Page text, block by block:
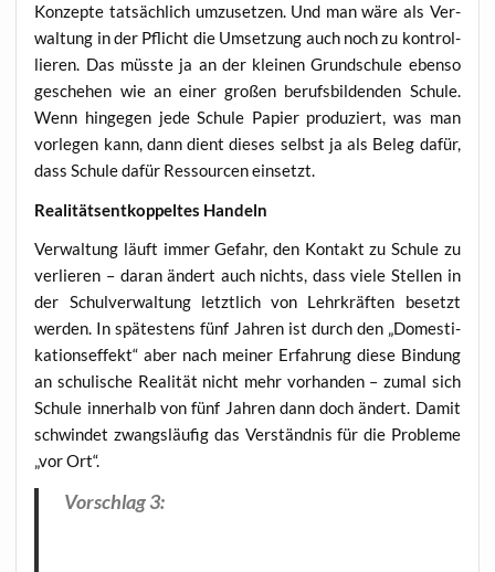
Kon­zep­te tat­säch­lich umzu­set­zen. Und man wäre als Ver­
wal­tung in der Pflicht die Umset­zung auch noch zu kon­trol­
lie­ren. Das müss­te ja an der klei­nen Grund­schu­le eben­so
gesche­hen wie an einer gro­ßen berufs­bil­den­den Schu­le.
Wenn hin­ge­gen jede Schu­le Papier pro­du­ziert, was man
vor­le­gen kann, dann dient die­ses selbst ja als Beleg dafür,
dass Schu­le dafür Res­sour­cen einsetzt.
Rea­li­täts­ent­kop­pel­tes Handeln
Ver­wal­tung läuft immer Gefahr, den Kon­takt zu Schu­le zu
ver­lie­ren – dar­an ändert auch nichts, dass vie­le Stel­len in
der Schul­ver­wal­tung letzt­lich von Lehr­kräf­ten besetzt
wer­den. In spä­tes­tens fünf Jah­ren ist durch den „Domes­ti­
ka­ti­ons­ef­fekt“ aber nach mei­ner Erfah­rung die­se Bin­dung
an schu­li­sche Rea­li­tät nicht mehr vor­han­den – zumal sich
Schu­le inner­halb von fünf Jah­ren dann doch ändert. Damit
schwin­det zwangs­läu­fig das Ver­ständ­nis für die Pro­ble­me
„vor Ort“.
Vor­schlag 3: